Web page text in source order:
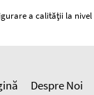
a calității la
Despre Noi